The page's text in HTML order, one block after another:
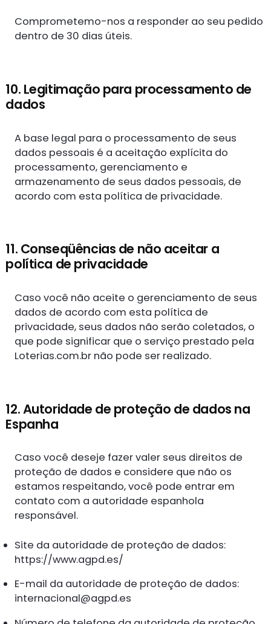
Comprometemo-nos a responder ao seu pedido
dentro de 30 dias úteis.
10. Legitimação para processamento de
dados
A base legal para o processamento de seus
dados pessoais é a aceitação explícita do
processamento, gerenciamento e
armazenamento de seus dados pessoais, de
acordo com esta política de privacidade.
11. Conseqüências de não aceitar a
política de privacidade
Caso você não aceite o gerenciamento de seus
dados de acordo com esta política de
privacidade, seus dados não serão coletados, o
que pode significar que o serviço prestado pela
Loterias.com.br não pode ser realizado.
12. Autoridade de proteção de dados na
Espanha
Caso você deseje fazer valer seus direitos de
proteção de dados e considere que não os
estamos respeitando, você pode entrar em
contato com a autoridade espanhola
responsável.
Site da autoridade de proteção de dados:
https://www.agpd.es/
E-mail da autoridade de proteção de dados:
internacional@agpd.es